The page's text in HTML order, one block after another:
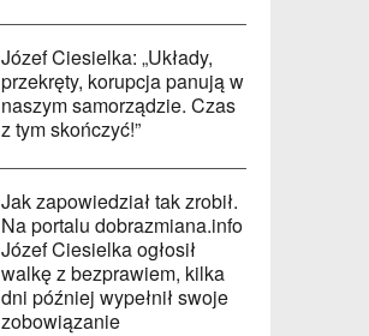
Józef Ciesielka: „Układy,
przekręty, korupcja panują w
naszym samorządzie. Czas
z tym skończyć!”
Jak zapowiedział tak zrobił.
Na portalu dobrazmiana.info
Józef Ciesielka ogłosił
walkę z bezprawiem, kilka
dni później wypełnił swoje
zobowiązanie